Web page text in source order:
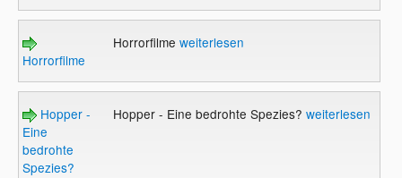
Horrorfilme
Horrorfilme weiterlesen
Hopper -
Eine
bedrohte
Spezies?
Hopper - Eine bedrohte Spezies? weiterlesen